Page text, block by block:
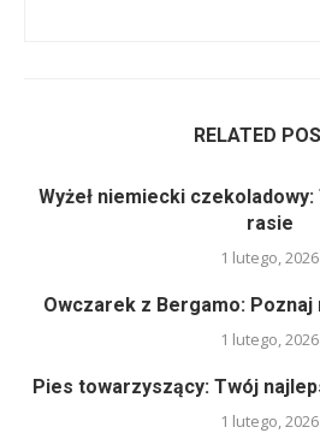
RELATED
Wyżeł niemiecki
rasie
1 lutego, 2026
Owczarek z Bergamo:
1 lutego, 2026
Pies towarzyszący: Twój
1 lutego, 2026